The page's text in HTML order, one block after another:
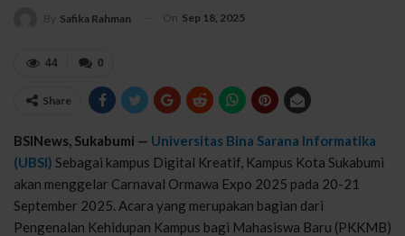
By Safika Rahman On Sep 18, 2025
0
44
Share
BSINews, Sukabumi — Universitas Bina Sarana Informatika
(UBSI) Sebagai kampus Digital Kreatif, Kampus Kota Sukabumi
akan menggelar Carnaval Ormawa Expo 2025 pada 20-21
September 2025. Acara yang merupakan bagian dari
Pengenalan Kehidupan Kampus bagi Mahasiswa Baru (PKKMB)